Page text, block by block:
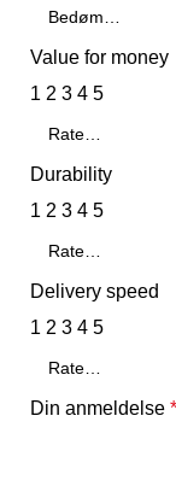
Value for money
1 2 3 4 5
Durability
1 2 3 4 5
Delivery speed
1 2 3 4 5
Din anmeldelse *